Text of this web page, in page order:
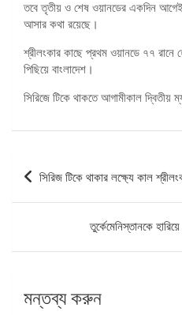
তবে তৃতীয় ও শেষ ওয়ানডের একদিন আগেই
আসার কথা রয়েছে।
শ্রীলংকার কাছে প্রথম ওয়ানডে ৭৭ রানে
পিছিয়ে বাংলাদেশ।
সিরিজে টিকে থাকতে আগামীকাল দ্বিতীয়
পোস্ট
সিরিজ টিকে থাকার লক্ষ্যে কাল
তুর্কেমেনিস্তানকে
মন্তব্য করুন